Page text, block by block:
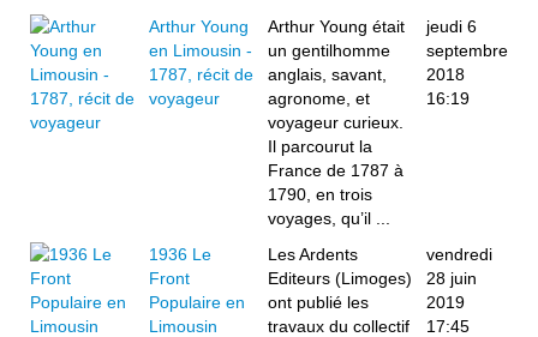
Arthur Young
en Limousin -
1787, récit de
voyageur
Arthur Young était
un gentilhomme
anglais, savant,
agronome, et
voyageur curieux.
Il parcourut la
France de 1787 à
1790, en trois
voyages, qu’il ...
jeudi 6
septembre
2018
16:19
1936 Le
Front
Populaire en
Limousin
Les Ardents
Editeurs (Limoges)
ont publié les
travaux du collectif
vendredi
28 juin
2019
17:45